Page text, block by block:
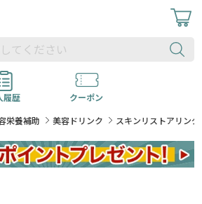
履歴
クーポン
栄養補助 美容ドリンク スキンリストアリン